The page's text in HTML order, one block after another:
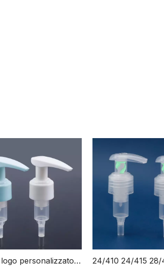
personalizzato
24/410 24/415 28/